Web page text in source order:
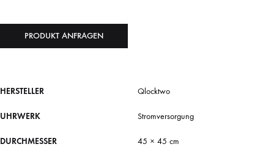
PRODUKT ANFRAGEN
HERSTELLER Qlocktwo
UHRWERK Stromversorgung
DURCHMESSER 45 × 45 cm